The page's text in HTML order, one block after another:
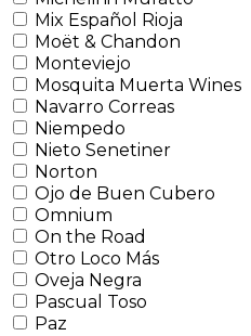
Mix Español Rioja
Moët & Chandon
Monteviejo
Mosquita Muerta Wines
Navarro Correas
Niempedo
Nieto Senetiner
Norton
Ojo de Buen Cubero
Omnium
On the Road
Otro Loco Más
Oveja Negra
Pascual Toso
Paz